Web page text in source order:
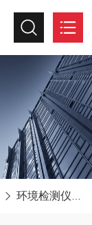
环境检测仪器